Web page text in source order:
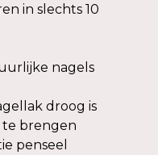
in slechts 10
nagels
droog is
te brengen
penseel